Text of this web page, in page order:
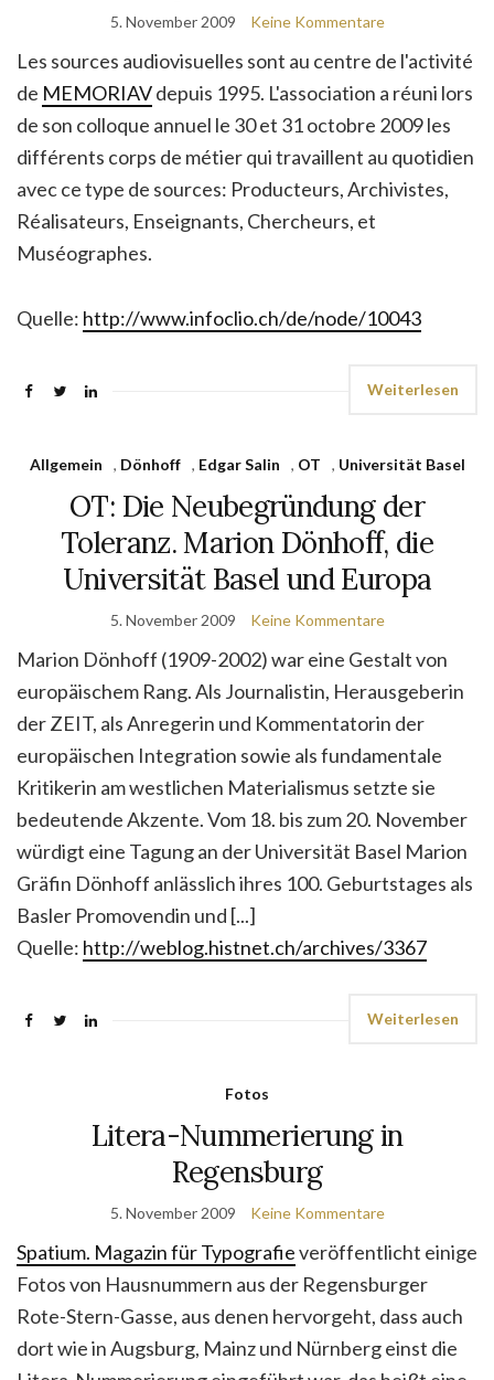
5. November 2009 Keine Kommentare
Les sources audiovisuelles sont au centre de l'activité
de MEMORIAVdepuis 1995. L'association a réuni lors
de son colloque annuel le 30 et 31 octobre 2009 les
différents corps de métier qui travaillent au quotidien
avec ce type de sources: Producteurs, Archivistes,
Réalisateurs, Enseignants, Chercheurs, et
Muséographes.
Quelle: http://www.infoclio.ch/de/node/10043
Weiterlesen
Allgemein , Dönhoff , Edgar Salin , OT , Universität Basel
OT: Die Neubegründung der
Toleranz. Marion Dönhoff, die
Universität Basel und Europa
5. November 2009 Keine Kommentare
Marion Dönhoff (1909-2002) war eine Gestalt von
europäischem Rang. Als Journalistin, Herausgeberin
der ZEIT, als Anregerin und Kommentatorin der
europäischen Integration sowie als fundamentale
Kritikerin am westlichen Materialismus setzte sie
bedeutende Akzente. Vom 18. bis zum 20. November
würdigt eine Tagung an der Universität Basel Marion
Gräfin Dönhoff anlässlich ihres 100. Geburtstages als
Basler Promovendin und [...]
Quelle: http://weblog.histnet.ch/archives/3367
Weiterlesen
Fotos
Litera-Nummerierung in
Regensburg
5. November 2009 Keine Kommentare
Spatium. Magazin für Typografieveröffentlicht einige
Fotos von Hausnummern aus der Regensburger
Rote-Stern-Gasse, aus denen hervorgeht, dass auch
dort wie in Augsburg, Mainz und Nürnberg einst die